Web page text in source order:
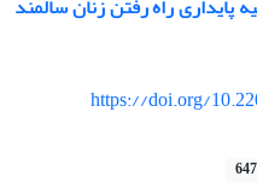
پایداری راه رفتن زنان سالمند
https://doi.org/